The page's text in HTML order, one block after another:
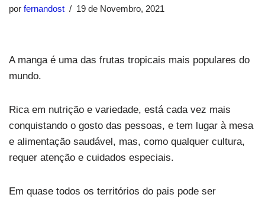
por fernandost 19 de Novembro, 2021
A manga é uma das frutas tropicais mais populares do
mundo.
Rica em nutrição e variedade, está cada vez mais
conquistando o gosto das pessoas, e tem lugar à mesa
e alimentação saudável, mas, como qualquer cultura,
requer atenção e cuidados especiais.
Em quase todos os territórios do pais pode ser